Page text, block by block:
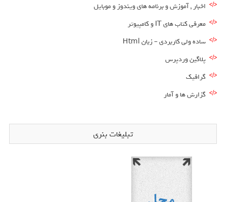
اخبار , آموزش و برنامه های ویندوز و موبایل
معرفی کتاب های IT و کامپیوتر
ساده ولی کاربردی – زبان Html
پلاگین وردپرس
گرافیک
گزارش ها و آمار
تبلیغات بنری